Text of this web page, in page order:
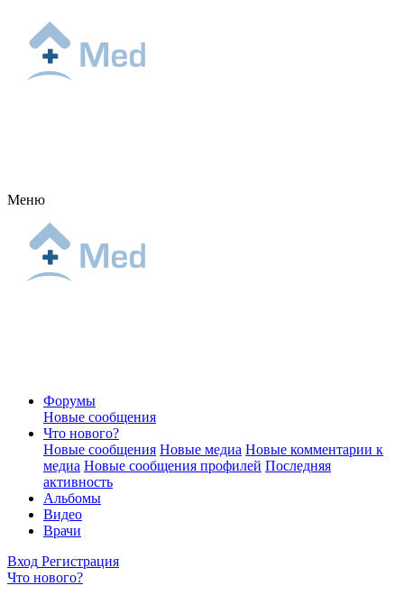
Меню
Форумы
Новые сообщения
Что нового?
Новые сообщения Новые медиа Новые комментарии к
медиа Новые сообщения профилей Последняя
активность
Альбомы
Видео
Врачи
Вход Регистрация
Что нового?